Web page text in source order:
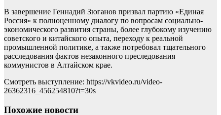
В завершение Геннадий Зюганов призвал партию «Единая
Россия» к полноценному диалогу по вопросам социально-
экономического развития страны, более глубокому изучению
советского и китайского опыта, переходу к реальной
промышленной политике, а также потребовал тщательного
расследования фактов незаконного преследования
коммунистов в Алтайском крае.
Смотреть выступление: https://vkvideo.ru/video-
26362316_456254810?t=30s
Похожие новости